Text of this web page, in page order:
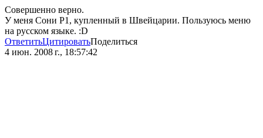
Совершенно верно.
У меня Сони Р1, купленный в Швейцарии. Пользуюсь меню
на русском языке. :D
ОтветитьЦитироватьПоделиться
4 июн. 2008 г., 18:57:42